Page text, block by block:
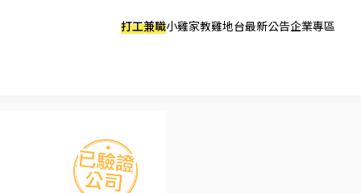
打工兼職小雞家教雞地台最新公告企業專區